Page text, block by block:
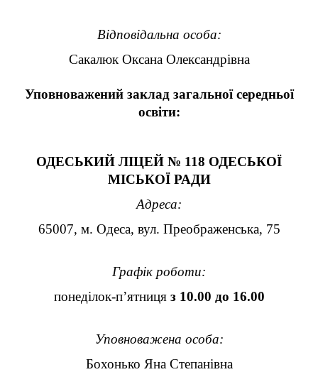
Відповідальна особа:
Сакалюк Оксана Олександрівна
Уповноважений заклад загальної середньої
освіти:
ОДЕСЬКИЙ ЛІЦЕЙ № 118 ОДЕСЬКОЇ
МІСЬКОЇ РАДИ
Адреса:
65007, м. Одеса, вул. Преображенська, 75
Графік роботи:
понеділок-п’ятниця з 10.00 до 16.00
Уповноважена особа:
Бохонько Яна Степанівна